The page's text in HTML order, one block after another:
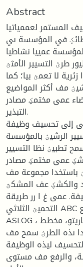
Abstract
المستمر لعممياتيا
في المؤسسة ىي
عمييا نشاطيا
طرؽ التسيير الأمثؿ
لا تعمؿ بيا؛ كما
مف أكثر المواضيع
عمى مختمؼ مصادر
التبذير.
إلى تحسيف وظيفة
الرشيؽ بالمؤسسة
تطبيؽ نظا التسيير
عمى مختمؼ مصادر
باستخدا مجموعة مف
والكشؼ عف المشكؿ
عمى غ ا رر طريقة
التحميؿ الثلاثي ABC لممخزونات، ت استخدا مرجع
ASLOG ، طريقة العصؼ الذىني، مخطط باريتو، مخطط
ىذه الطرؽ سمح مف
ليذه الوظيفة
والرفع مف مستوى